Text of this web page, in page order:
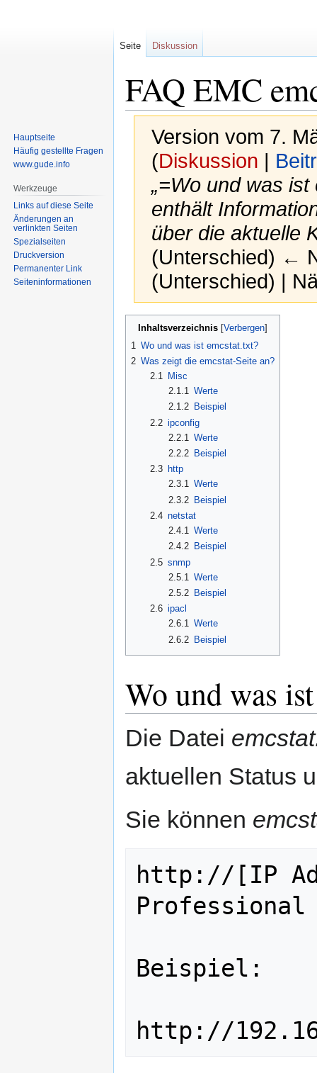
FAQ EMC
Version vom 7.
(Diskussion |
„=Wo und was
enthält
über die aktuelle
(Unterschied) ←
(Unterschied) |
Zur
Zur
Inhaltsverzeichnis
1 Wo und was ist emcstat.txt?
2 Was zeigt die emcstat-Seite an?
2.1
Misc
2.1.1
Werte
2.1.2 Beispiel
2.2 ipconfig
2.2.1
Werte
2.2.2 Beispiel
2.3
http
2.3.1 Werte
2.3.2 Beispiel
2.4 netstat
2.4.1
Werte
2.4.2 Beispiel
2.5 snmp
2.5.1
Werte
2.5.2 Beispiel
2.6 ipacl
2.6.1 Werte
2.6.2 Beispiel
Wo und was
Die Datei
aktuellen Status
Sie können
http://[IP
Beispiel:
Seite Diskussion
Hauptseite
Häufig gestellte Fragen
www.gude.info
Werkzeuge
Links auf diese Seite
Änderungen an
verlinkten Seiten
Spezialseiten
Druckversion
Permanenter Link
Seiten­informationen